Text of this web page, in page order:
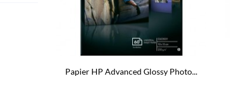
Papier HP Advanced Glossy Photo...